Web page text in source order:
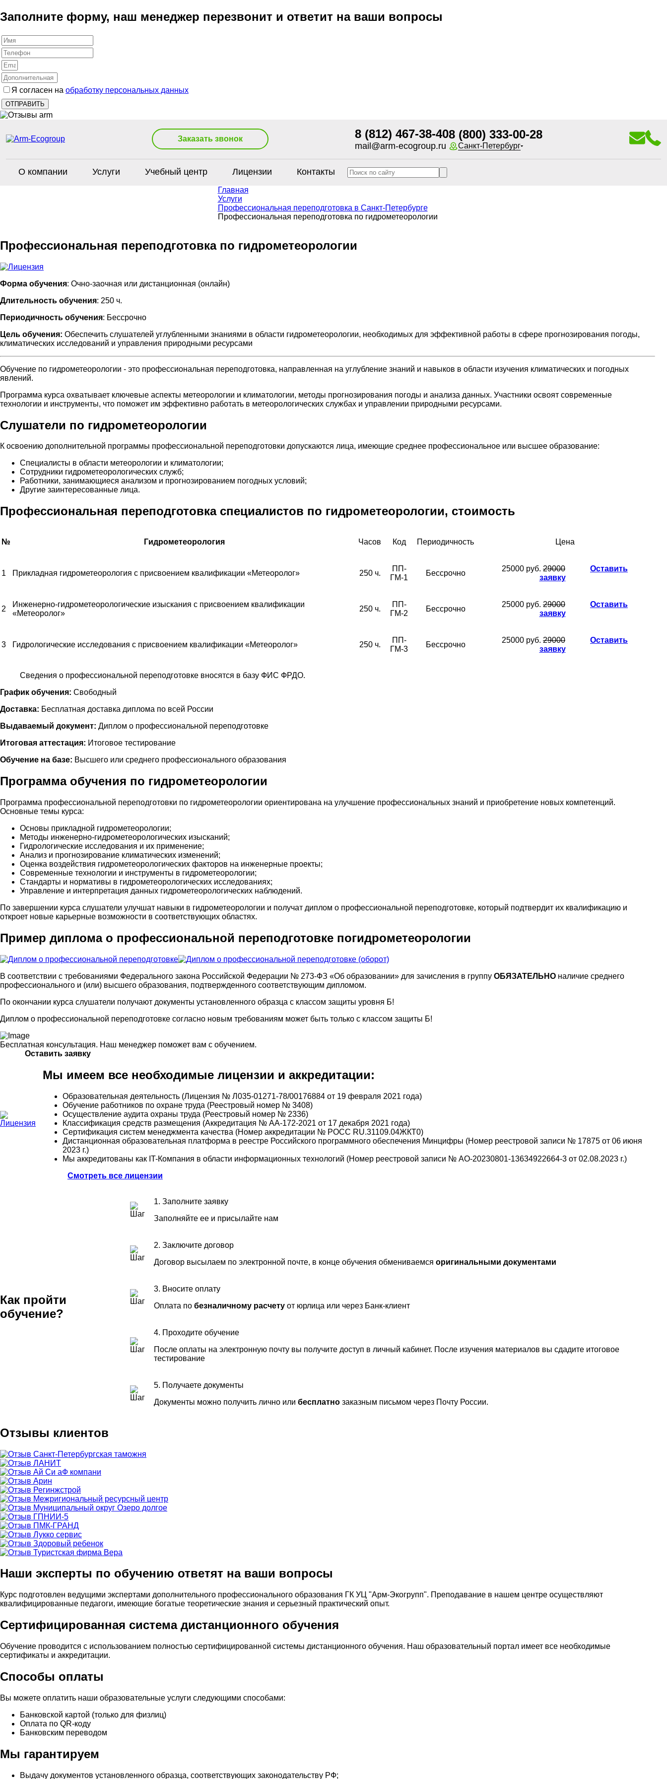
Заполните форму, наш менеджер перезвонит и ответит на ваши вопросы
Я согласен на обработку персональных данных
Заказать звонок 8 (812) 467-38-40
mail@arm-ecogroup.ru
8 (800) 333-00-28
Санкт-Петербург
О компании Услуги Учебный центр Лицензии Контакты
Главная
Услуги
Профессиональная переподготовка в Санкт-Петербурге
Профессиональная переподготовка по гидрометеорологии
Профессиональная переподготовка по гидрометеорологии
Форма обучения: Очно-заочная или дистанционная (онлайн)
Длительность обучения: 250 ч.
Периодичность обучения: Бессрочно
Цель обучения: Обеспечить слушателей углубленными знаниями в области гидрометеорологии, необходимых для эффективной работы в сфере прогнозирования погоды,
климатических исследований и управления природными ресурсами
Обучение по гидрометеорологии - это профессиональная переподготовка, направленная на углубление знаний и навыков в области изучения климатических и погодных
явлений.
Программа курса охватывает ключевые аспекты метеорологии и климатологии, методы прогнозирования погоды и анализа данных. Участники освоят современные
технологии и инструменты, что поможет им эффективно работать в метеорологических службах и управлении природными ресурсами.
Слушатели по гидрометеорологии
К освоению дополнительной программы профессиональной переподготовки допускаются лица, имеющие среднее профессиональное или высшее образование:
Специалисты в области метеорологии и климатологии;
Сотрудники гидрометеорологических служб;
Работники, занимающиеся анализом и прогнозированием погодных условий;
Другие заинтересованные лица.
Профессиональная переподготовка специалистов по гидрометеорологии, стоимость
№ Гидрометеорология Часов Код Периодичность Цена
1 Прикладная гидрометеорология с присвоением квалификации «Метеоролог» 250 ч.
ПП-
ГМ-1
Бессрочно
25000 руб. 29000
Оставить
заявку
2
Инженерно-гидрометеорологические изыскания с присвоением квалификации
«Метеоролог»
250 ч.
ПП-
ГМ-2
Бессрочно
25000 руб. 29000
Оставить
заявку
3 Гидрологические исследования с присвоением квалификации «Метеоролог» 250 ч.
ПП-
ГМ-3
Бессрочно
25000 руб. 29000
Оставить
заявку
Сведения о профессиональной переподготовке вносятся в базу ФИС ФРДО.
График обучения: Свободный
Доставка: Бесплатная доставка диплома по всей России
Выдаваемый документ: Диплом о профессиональной переподготовке
Итоговая аттестация: Итоговое тестирование
Обучение на базе: Высшего или среднего профессионального образования
Программа обучения по гидрометеорологии
Программа профессиональной переподготовки по гидрометеорологии ориентирована на улучшение профессиональных знаний и приобретение новых компетенций.
Основные темы курса:
Основы прикладной гидрометеорологии;
Методы инженерно-гидрометеорологических изысканий;
Гидрологические исследования и их применение;
Анализ и прогнозирование климатических изменений;
Оценка воздействия гидрометеорологических факторов на инженерные проекты;
Современные технологии и инструменты в гидрометеорологии;
Стандарты и нормативы в гидрометеорологических исследованиях;
Управление и интерпретация данных гидрометеорологических наблюдений.
По завершении курса слушатели улучшат навыки в гидрометеорологии и получат диплом о профессиональной переподготовке, который подтвердит их квалификацию и
откроет новые карьерные возможности в соответствующих областях.
Пример диплома о профессиональной переподготовке погидрометеорологии
В соответствии с требованиями Федерального закона Российской Федерации № 273-ФЗ «Об образовании» для зачисления в группу ОБЯЗАТЕЛЬНО наличие среднего
профессионального и (или) высшего образования, подтвержденного соответствующим дипломом.
По окончании курса слушатели получают документы установленного образца с классом защиты уровня Б!
Диплом о профессиональной переподготовке согласно новым требованиям может быть только с классом защиты Б!
Бесплатная консультация. Наш менеджер поможет вам с обучением.
Оставить заявку
Мы имеем все необходимые лицензии и аккредитации:
Образовательная деятельность (Лицензия № Л035-01271-78/00176884 от 19 февраля 2021 года)
Обучение работников по охране труда (Реестровый номер № 3408)
Осуществление аудита охраны труда (Реестровый номер № 2336)
Классификация средств размещения (Аккредитация № АА-172-2021 от 17 декабря 2021 года)
Сертификация систем менеджмента качества (Номер аккредитации № РОСС RU.31109.04ЖКТ0)
Дистанционная образовательная платформа в реестре Российского программного обеспечения Минцифры (Номер реестровой записи № 17875 от 06 июня
2023 г.)
Мы аккредитованы как IT-Компания в области информационных технологий (Номер реестровой записи № АО-20230801-13634922664-3 от 02.08.2023 г.)
Смотреть все лицензии
Как пройти
обучение?
1. Заполните заявку
Заполняйте ее и присылайте нам
2. Заключите договор
Договор высылаем по электронной почте, в конце обучения обмениваемсяоригинальными документами
3. Вносите оплату
Оплата побезналичному расчету от юрлица или через Банк-клиент
4. Проходите обучение
После оплаты на электронную почту вы получите доступ в личный кабинет. После изучения материалов вы сдадите итоговое
тестирование
5. Получаете документы
Документы можно получить лично илибесплатно заказным письмом через Почту России.
Отзывы клиентов
Наши эксперты по обучению ответят на ваши вопросы
Курс подготовлен ведущими экспертами дополнительного профессионального образования ГК УЦ "Арм-Экогрупп". Преподавание в нашем центре осуществляют
квалифицированные педагоги, имеющие богатые теоретические знания и серьезный практический опыт.
Сертифицированная система дистанционного обучения
Обучение проводится с использованием полностью сертифицированной системы дистанционного обучения. Наш образовательный портал имеет все необходимые
сертификаты и аккредитации.
Способы оплаты
Вы можете оплатить наши образовательные услуги следующими способами:
Банковской картой (только для физлиц)
Оплата по QR-коду
Банковским переводом
Мы гарантируем
Выдачу документов установленного образца, соответствующих законодательству РФ;